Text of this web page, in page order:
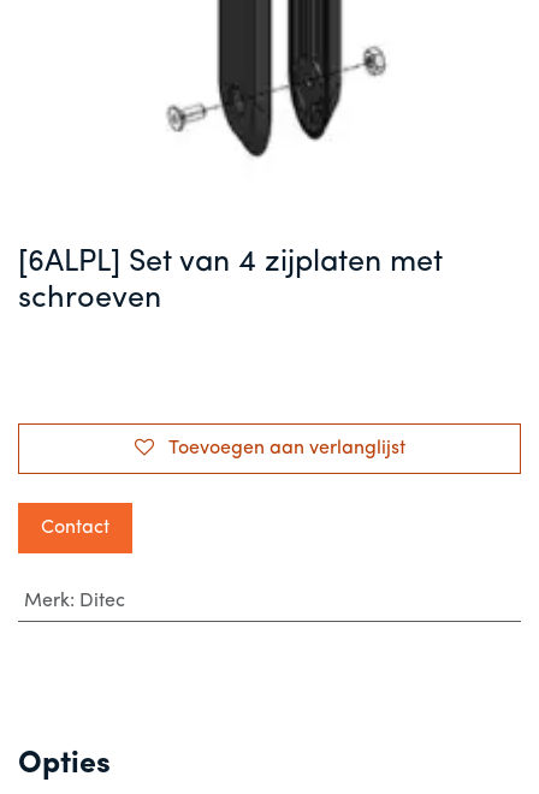
[6ALPL] Set van 4 zijplaten met
schroeven
Toevoegen aan verlanglijst
Contact
Merk: Ditec
Opties